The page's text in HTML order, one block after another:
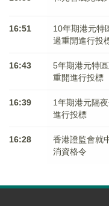
16:51
10年期港元特
過重開進行投
16:43
5年期港元特
重開進行投標
16:39
1年期港元隔
進行投標
16:28
香港證監會就
消資格令